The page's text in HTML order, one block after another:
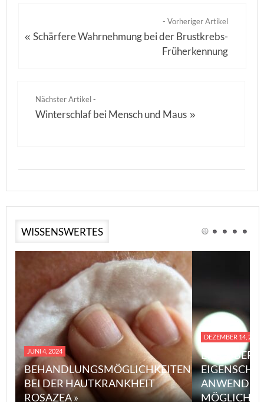
- Vorheriger Artikel
«Schärfere Wahrnehmung bei der Brustkrebs-
Früherkennung
Nächster Artikel -
Winterschlaf bei Mensch und Maus »
WISSENSWERTES
JUNI 4, 2024
BEHANDLUNGSMÖGLICHKEITEN
BEI DER HAUTKRANKHEIT
ROSAZEA »
DEZEMBER 14, 2023
EINE
MÖGLICHE